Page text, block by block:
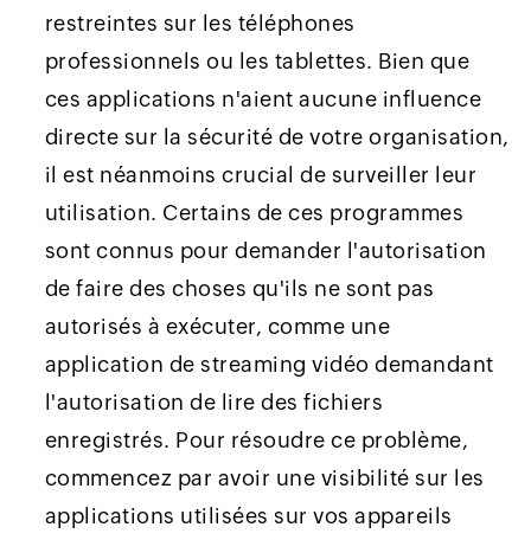
restreintes sur les téléphones
professionnels ou les tablettes. Bien que
ces applications n'aient aucune influence
directe sur la sécurité de votre organisation,
il est néanmoins crucial de surveiller leur
utilisation. Certains de ces programmes
sont connus pour demander l'autorisation
de faire des choses qu'ils ne sont pas
autorisés à exécuter, comme une
application de streaming vidéo demandant
l'autorisation de lire des fichiers
enregistrés. Pour résoudre ce problème,
commencez par avoir une visibilité sur les
applications utilisées sur vos appareils